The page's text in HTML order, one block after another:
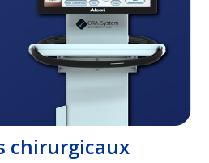
chirurgicaux